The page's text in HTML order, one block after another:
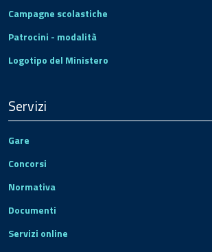
Campagne scolastiche
Patrocini - modalità
Logotipo del Ministero
Servizi
Gare
Concorsi
Normativa
Documenti
Servizi online